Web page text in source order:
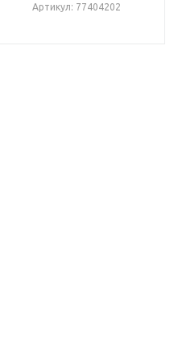
Артикул: 77404202